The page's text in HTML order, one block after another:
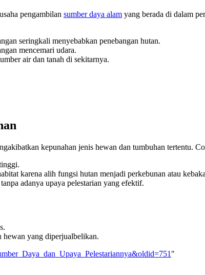
pengambilan sumber daya alam yang berada di dalam
seringkali menyebabkan penebangan hutan.
mencemari udara.
air dan tanah di sekitarnya.
kepunahan jenis hewan dan tumbuhan tertentu.
karena alih fungsi hutan menjadi perkebunan atau
adanya upaya pelestarian yang efektif.
hewan yang diperjualbelikan.
"